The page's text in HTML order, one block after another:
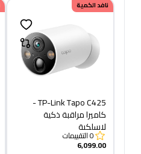
نافد الكمية
TP-Link Tapo C425 -
كاميرا مراقبة ذكية
لاسلكية
0التقييمات
6,099.00